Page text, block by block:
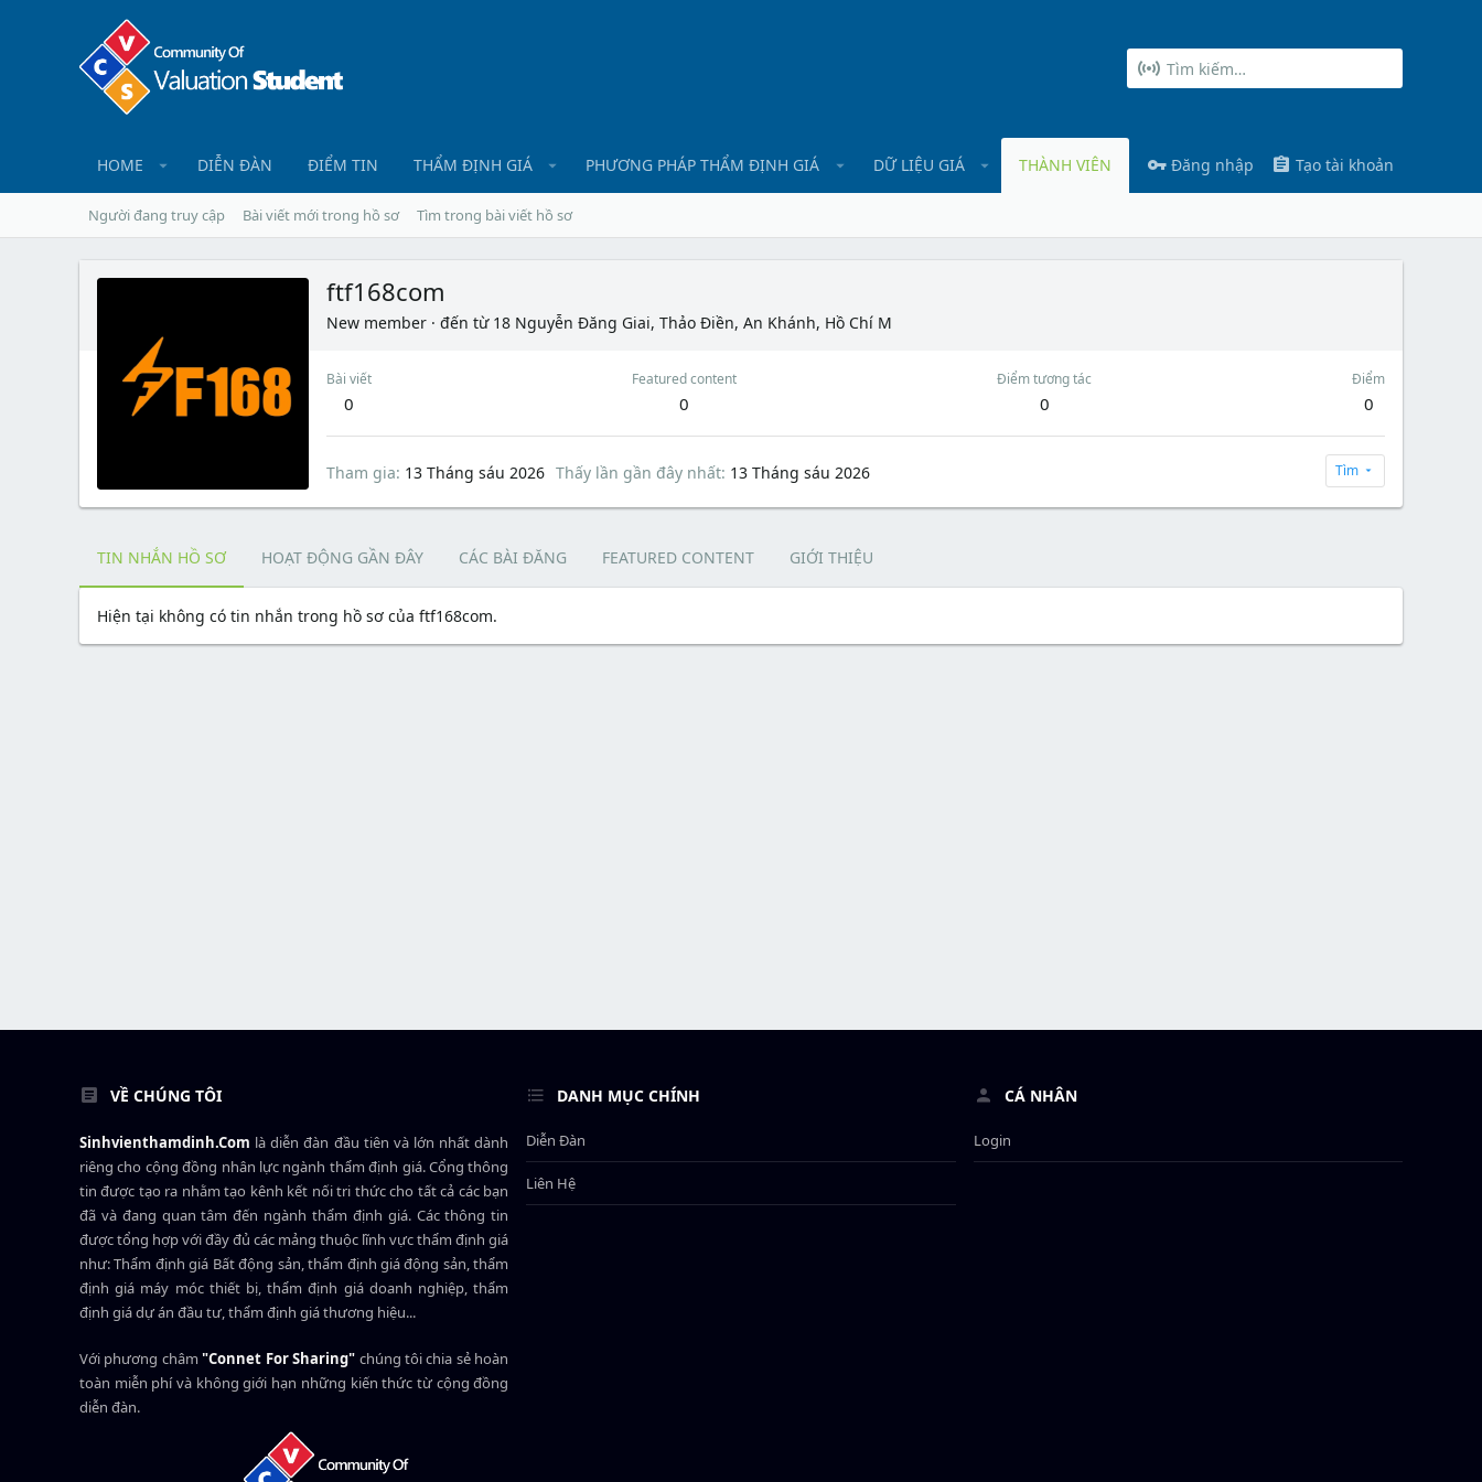
HOME DIỄN ĐÀN ĐIỂM TIN THẨM ĐỊNH GIÁ PHƯƠNG PHÁP THẨM ĐỊNH GIÁ DỮ LIỆU GIÁ THÀNH VIÊN Đăng nhập Tạo tài khoản
Người đang truy cập Bài viết mới trong hồ sơ Tìm trong bài viết hồ sơ
ftf168com
New member · đến từ 18 Nguyễn Đăng Giai, Thảo Điền, An Khánh, Hồ Chí M
Bài viết
0
Featured content
0
Điểm tương tác
0
Điểm
0
Tham gia 13 Tháng sáu 2026 Thấy lần gần đây nhất 13 Tháng sáu 2026 Tìm
TIN NHẮN HỒ SƠ HOẠT ĐỘNG GẦN ĐÂY CÁC BÀI ĐĂNG FEATURED CONTENT GIỚI THIỆU
Hiện tại không có tin nhắn trong hồ sơ của ftf168com.
VỀ CHÚNG TÔI
Sinhvienthamdinh.Com là diễn đàn đầu tiên và lớn nhất dành
riêng cho cộng đồng nhân lực ngành thẩm định giá. Cổng thông
tin được tạo ra nhằm tạo kênh kết nối tri thức cho tất cả các bạn
đã và đang quan tâm đến ngành thẩm định giá. Các thông tin
được tổng hợp với đầy đủ các mảng thuộc lĩnh vực thẩm định giá
như: Thẩm định giá Bất động sản, thẩm định giá động sản, thẩm
định giá máy móc thiết bị, thẩm định giá doanh nghiệp, thẩm
định giá dự án đầu tư, thẩm định giá thương hiệu...
Với phương châm"Connet For Sharing" chúng tôi chia sẻ hoàn
toàn miễn phí và không giới hạn những kiến thức từ cộng đồng
diễn đàn.
DANH MỤC CHÍNH
Diễn Đàn
Liên Hệ
CÁ NHÂN
Login